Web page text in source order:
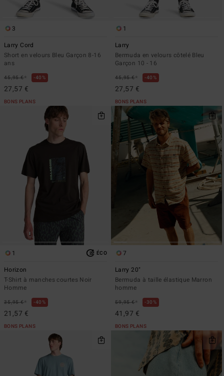
3
Larry Cord
Short en velours Bleu Garçon 8-16
ans
45,95 €* 40%
27,57 €
BONS PLANS
1
Larry
Bermuda en velours côtelé Bleu
Garçon 10 - 16
45,95 €* 40%
27,57 €
BONS PLANS
1 ÉCO
Horizon
T-Shirt à manches courtes Noir
Homme
35,95 €* 40%
21,57 €
BONS PLANS
7
Larry 20"
Bermuda à taille élastique Marron
homme
59,95 €* 30%
41,97 €
BONS PLANS